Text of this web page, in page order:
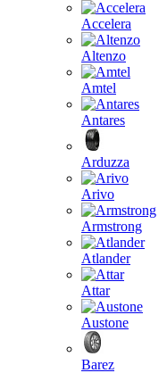
Accelera
Altenzo
Amtel
Antares
Arduzza
Arivo
Armstrong
Atlander
Attar
Austone
Barez